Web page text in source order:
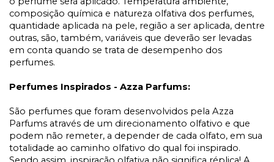
composição química e natureza olfativa dos perfumes,
quantidade aplicada na pele, região a ser aplicada, dentre
outras, são, também, variáveis que deverão ser levadas
em conta quando se trata de desempenho dos
perfumes.
Perfumes Inspirados - Azza Parfums:
São perfumes que foram desenvolvidos pela Azza
Parfums através de um direcionamento olfativo e que
podem não remeter, a depender de cada olfato, em sua
totalidade ao caminho olfativo do qual foi inspirado.